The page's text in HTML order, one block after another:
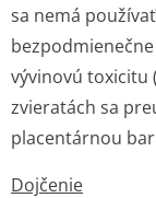
sa nemá
vývinovú toxicitu
zvieratách sa
placentárnou
Dojčenie